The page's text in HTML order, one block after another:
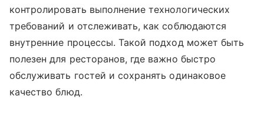
контролировать выполнение технологических
требований и отслеживать, как соблюдаются
внутренние процессы. Такой подход может быть
полезен для ресторанов, где важно быстро
обслуживать гостей и сохранять одинаковое
качество блюд.